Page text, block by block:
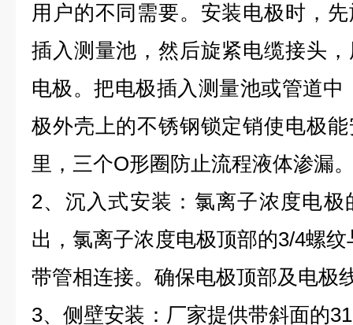
用户的不同需要。安装电极时，
插入测量池，然后旋紧电缆接头
电极。把电极插入测量池或管道
极外壳上的不锈钢锁定销使电极
里，三个O形圈防止流程液体渗漏
2、沉入式安装：氯离子浓度电
出，氯离子浓度电极顶部的3/4螺
带管相连接。确保电极顶部及电极
3、侧壁安装：厂家提供带斜面的